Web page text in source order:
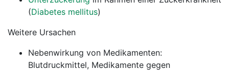
(Diabetes mellitus)
Weitere Ursachen
Nebenwirkung von Medikamenten:
Blutdruckmittel, Medikamente gegen